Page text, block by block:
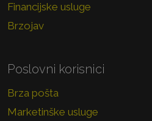
Financijske usluge
Brzojav
Poslovni korisnici
Brza pošta
Marketinške usluge